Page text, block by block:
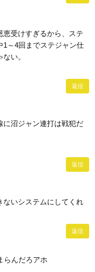
恵受けすぎるから、ステ
1～4回までステジャン仕
い。
返信
に沼ジャン連打は戦犯だ
返信
ないシステムにしてくれ
返信
らんだろアホ